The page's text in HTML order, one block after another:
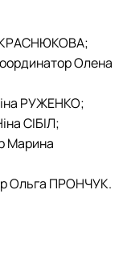
КРАСНЮКОВА;
Олена
РУЖЕНКО;
СІБІЛ;
Марина
Ольга ПРОНЧУК.